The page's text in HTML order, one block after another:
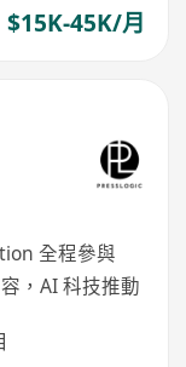
$15K-45K/月
全程參與
，AI 科技推動